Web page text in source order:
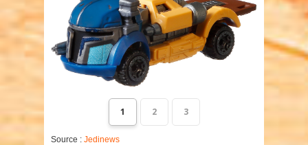
1 2 3
Source : Jedinews